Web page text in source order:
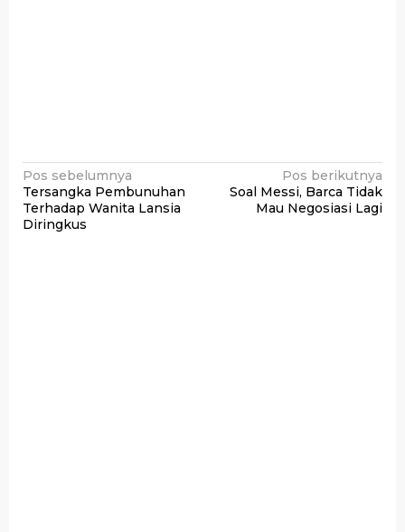
Navigasi
pos
Pos sebelumnya
Tersangka Pembunuhan
Terhadap Wanita Lansia
Diringkus
Pos berikutnya
Soal Messi, Barca Tidak
Mau Negosiasi Lagi